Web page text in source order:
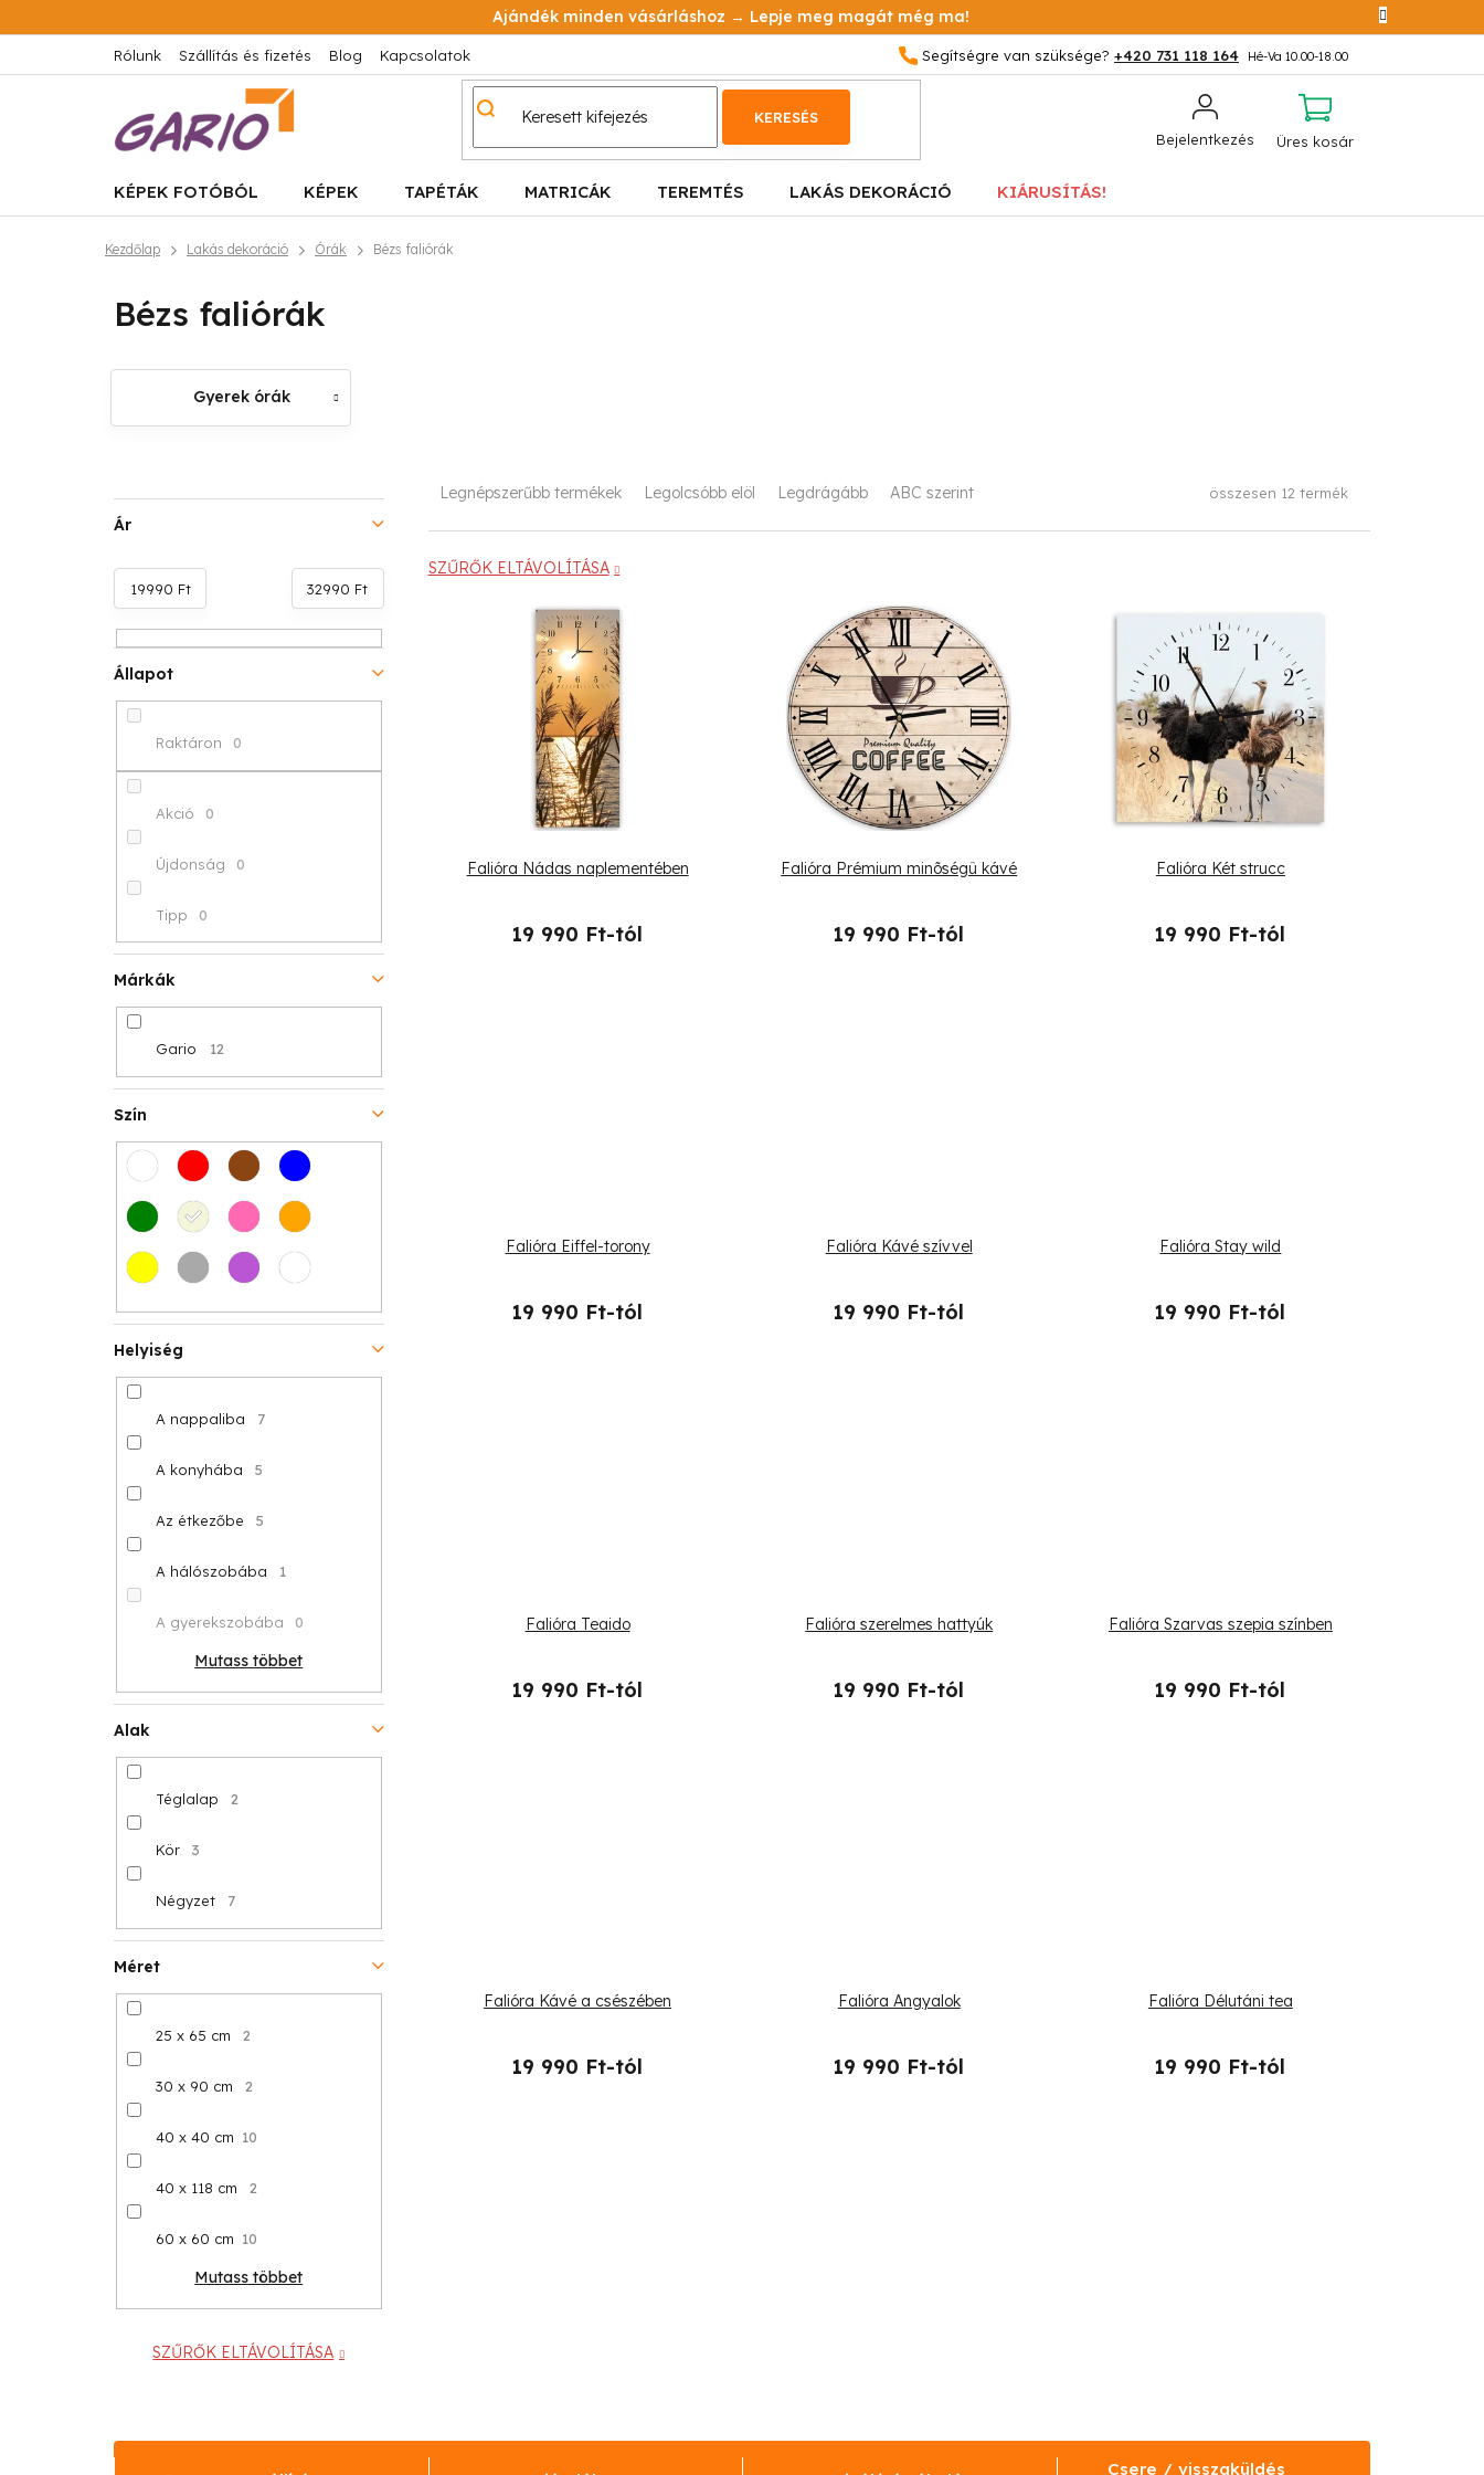
a
tartalomhoz
Ajándék minden vásárláshoz → Lepje meg magát még ma!
+420 731 118 164
Rólunk Szállítás és fizetés Blog Kapcsolatok
Bejelentkezés
KERESÉS
KOSÁR
Üres kosár
KÉPEK FOTÓBÓL KÉPEK TAPÉTÁK MATRICÁK TEREMTÉS LAKÁS DEKORÁCIÓ KIÁRUSÍTÁS!
Kezdőlap Lakás dekoráció Órák Bézs faliórák
Bézs faliórák
Gyerek órák
l
d
a
l
s
ó
p
a
e
l
Ár
19990 Ft 32990 Ft
Állapot
Raktáron 0
Akció 0
Újdonság 0
Tipp 0
Márkák
Gario 12
Szín
Méret
25 x 65 cm 2
30 x 90 cm 2
40 x 40 cm 10
40 x 118 cm 2
60 x 60 cm 10
Mutass többet
Helyiség
A nappaliba 7
A konyhába 5
Az étkezőbe 5
A hálószobába 1
A gyerekszobába 0
Mutass többet
Alak
Téglalap 2
Kör 3
Négyzet 7
SZŰRŐK ELTÁVOLÍTÁSA
T
r
Legnépszerűbb termékek Legolcsóbb elöl Legdrágább ABC szerint összesen 12 termék
SZŰRŐK ELTÁVOLÍTÁSA
Falióra Nádas naplementében
19 990 Ft-tól
Falióra Prémium minõségû kávé
19 990 Ft-tól
Falióra Két strucc
19 990 Ft-tól
Falióra Eiffel-torony
19 990 Ft-tól
Falióra Kávé szívvel
19 990 Ft-tól
Falióra Stay wild
19 990 Ft-tól
Falióra Teaido
19 990 Ft-tól
Falióra szerelmes hattyúk
19 990 Ft-tól
Falióra Szarvas szepia színben
19 990 Ft-tól
Falióra Kávé a csészében
19 990 Ft-tól
Falióra Angyalok
19 990 Ft-tól
Falióra Délutáni tea
19 990 Ft-tól
í
Csere / visszaküldés